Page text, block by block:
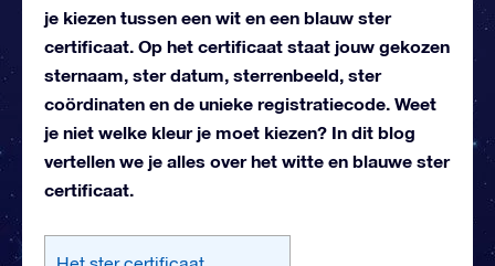
je kiezen tussen een wit en een blauw ster
certificaat. Op het certificaat staat jouw gekozen
sternaam, ster datum, sterrenbeeld, ster
coördinaten en de unieke registratiecode. Weet
je niet welke kleur je moet kiezen? In dit blog
vertellen we je alles over het witte en blauwe ster
certificaat.